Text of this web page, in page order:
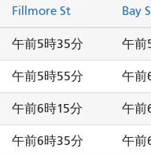
Fillmore St
Bay
午前5時35分 午前
午前5時55分 午前
午前6時15分 午前
午前6時35分 午前